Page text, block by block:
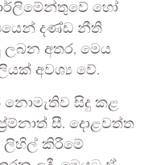
හෝ
දණ්ඩ නීති
ලබන අතර, මෙය
අවශ්‍ය වේ.
නොමැතිව සිදු කළ
සී. දොළවත්ත
ලිහිල් කිරීමේ